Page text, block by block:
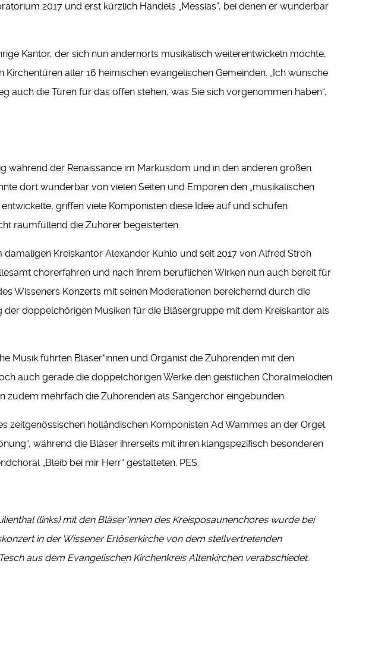
2017 und erst kürzlich Händels „Messias“, bei denen er wunderbar
Kantor, der sich nun andernorts musikalisch weiterentwickeln möchte,
aller 16 heimischen evangelischen Gemeinden. „Ich wünsche
auch die Türen für das offen stehen, was Sie sich vorgenommen haben“,
während der Renaissance im Markusdom und in den anderen großen
dort wunderbar von vielen Seiten und Emporen den „musikalischen
griffen viele Komponisten diese Idee auf und schufen
raumfüllend die Zuhörer begeisterten.
Kreiskantor Alexander Kuhlo und seit 2017 von Alfred Stroh
chorerfahren und nach ihrem beruflichen Wirken nun auch bereit für
Wisseners Konzerts mit seinen Moderationen bereichernd durch die
doppelchörigen Musiken für die Bläsergruppe mit dem Kreiskantor als
Musik führten Bläser*innen und Organist die Zuhörenden mit den
auch gerade die doppelchörigen Werke den geistlichen Choralmelodien
zudem mehrfach die Zuhörenden als Sängerchor eingebunden.
zeitgenössischen holländischen Komponisten Ad Wammes an der Orgel
während die Bläser ihrerseits mit ihren klangspezifisch besonderen
„Bleib bei mir Herr“ gestalteten. PES.
(links) mit den Bläser*innen des Kreisposaunenchores wurde bei
in der Wissener Erlöserkirche von dem stellvertretenden
aus dem Evangelischen Kirchenkreis Altenkirchen verabschiedet.